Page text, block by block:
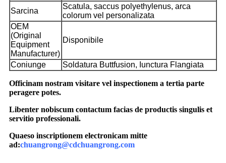
Sarcina
Scatula, saccus polyethylenus, arca
colorum vel personalizata
OEM
(Original
Equipment
Manufacturer)
Disponibile
Coniunge Soldatura Buttfusion, Iunctura Flangiata
Officinam nostram visitare vel inspectionem a tertia parte
peragere potes.
Libenter nobiscum contactum facias de productis singulis et
servitio professionali.
Quaeso inscriptionem electronicam mitte
ad:chuangrong@cdchuangrong.com